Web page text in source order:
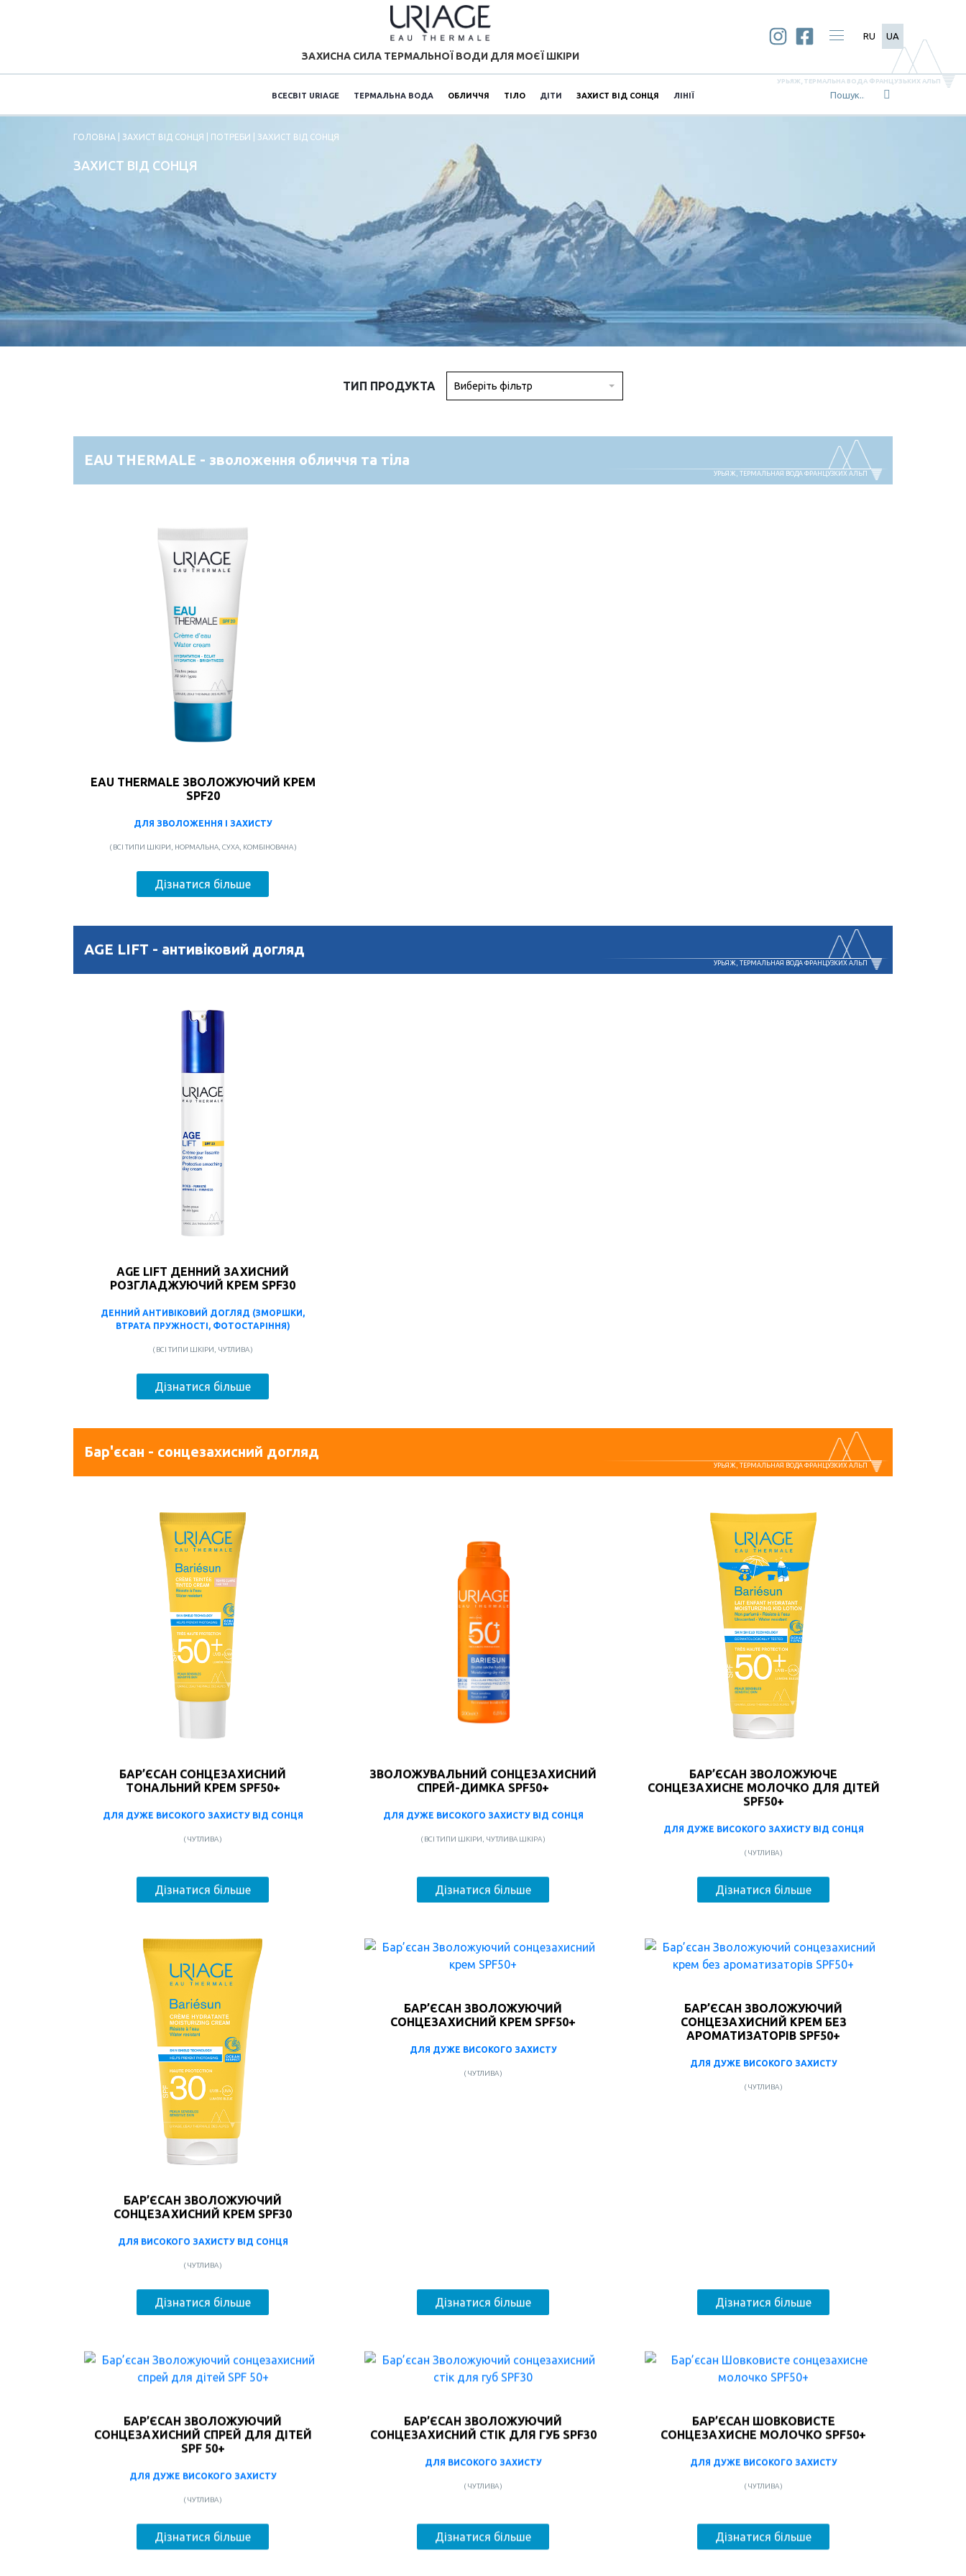
ЗАХИСНА СИЛА ТЕРМАЛЬНОЇ ВОДИ ДЛЯ МОЄЇ ШКІРИ
RU UA
УРЬЯЖ, ТЕРМАЛЬНА ВОДА ФРАНЦУЗЬКИХ АЛЬП
ВСЕСВІТ URIAGE ТЕРМАЛЬНА ВОДА ОБЛИЧЧЯ ТІЛО ДІТИ ЗАХИСТ ВІД СОНЦЯ ЛІНІЇ
ГОЛОВНА | ЗАХИСТ ВІД СОНЦЯ | ПОТРЕБИ | ЗАХИСТ ВІД СОНЦЯ
ЗАХИСТ ВІД СОНЦЯ
ТИП ПРОДУКТА Виберіть фільтр
EAU THERMALE - зволоження обличчя та тіла
УРЬЯЖ, ТЕРМАЛЬНАЯ ВОДА ФРАНЦУЗКИХ АЛЬП
EAU THERMALE ЗВОЛОЖУЮЧИЙ КРЕМ
SPF20
ДЛЯ ЗВОЛОЖЕННЯ І ЗАХИСТУ
( ВСІ ТИПИ ШКІРИ, НОРМАЛЬНА, СУХА, КОМБІНОВАНА )
Дізнатися більше
AGE LIFT - антивіковий догляд
УРЬЯЖ, ТЕРМАЛЬНАЯ ВОДА ФРАНЦУЗКИХ АЛЬП
AGE LIFT ДЕННИЙ ЗАХИСНИЙ
РОЗГЛАДЖУЮЧИЙ КРЕМ SPF30
ДЕННИЙ АНТИВІКОВИЙ ДОГЛЯД (ЗМОРШКИ,
ВТРАТА ПРУЖНОСТІ, ФОТОСТАРІННЯ)
( ВСІ ТИПИ ШКІРИ, ЧУТЛИВА )
Дізнатися більше
Бар'єсан - сонцезахисний догляд
УРЬЯЖ, ТЕРМАЛЬНАЯ ВОДА ФРАНЦУЗКИХ АЛЬП
БАР’ЄСАН СОНЦЕЗАХИСНИЙ
ТОНАЛЬНИЙ КРЕМ SPF50+
ДЛЯ ДУЖЕ ВИСОКОГО ЗАХИСТУ ВІД СОНЦЯ
( ЧУТЛИВА )
Дізнатися більше
ЗВОЛОЖУВАЛЬНИЙ СОНЦЕЗАХИСНИЙ
СПРЕЙ-ДИМКА SPF50+
ДЛЯ ДУЖЕ ВИСОКОГО ЗАХИСТУ ВІД СОНЦЯ
( ВСІ ТИПИ ШКІРИ, ЧУТЛИВА ШКІРА )
Дізнатися більше
БАР’ЄСАН ЗВОЛОЖУЮЧЕ
СОНЦЕЗАХИСНЕ МОЛОЧКО ДЛЯ ДІТЕЙ
SPF50+
ДЛЯ ДУЖЕ ВИСОКОГО ЗАХИСТУ ВІД СОНЦЯ
( ЧУТЛИВА )
Дізнатися більше
БАР’ЄСАН ЗВОЛОЖУЮЧИЙ
СОНЦЕЗАХИСНИЙ КРЕМ SPF30
ДЛЯ ВИСОКОГО ЗАХИСТУ ВІД СОНЦЯ
( ЧУТЛИВА )
Дізнатися більше
БАР’ЄСАН ЗВОЛОЖУЮЧИЙ
СОНЦЕЗАХИСНИЙ КРЕМ SPF50+
ДЛЯ ДУЖЕ ВИСОКОГО ЗАХИСТУ
( ЧУТЛИВА )
Дізнатися більше
БАР’ЄСАН ЗВОЛОЖУЮЧИЙ
СОНЦЕЗАХИСНИЙ КРЕМ БЕЗ
АРОМАТИЗАТОРІВ SPF50+
ДЛЯ ДУЖЕ ВИСОКОГО ЗАХИСТУ
( ЧУТЛИВА )
Дізнатися більше
БАР’ЄСАН ЗВОЛОЖУЮЧИЙ
СОНЦЕЗАХИСНИЙ СПРЕЙ ДЛЯ ДІТЕЙ
SPF 50+
ДЛЯ ДУЖЕ ВИСОКОГО ЗАХИСТУ
( ЧУТЛИВА )
Дізнатися більше
БАР’ЄСАН ЗВОЛОЖУЮЧИЙ
СОНЦЕЗАХИСНИЙ СТІК ДЛЯ ГУБ SPF30
ДЛЯ ВИСОКОГО ЗАХИСТУ
( ЧУТЛИВА )
Дізнатися більше
БАР’ЄСАН ШОВКОВИСТЕ
СОНЦЕЗАХИСНЕ МОЛОЧКО SPF50+
ДЛЯ ДУЖЕ ВИСОКОГО ЗАХИСТУ
( ЧУТЛИВА )
Дізнатися більше